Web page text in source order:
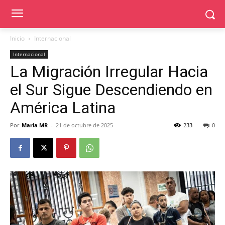
Inicio Internacional
Internacional
La Migración Irregular Hacia
el Sur Sigue Descendiendo en
América Latina
Por María MR - 21 de octubre de 2025 0
233